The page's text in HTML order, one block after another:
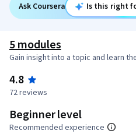
Ask Coursera Is this right
5 modules
Gain insight into a topic and learn
4.8
72 reviews
Beginner level
Recommended experience